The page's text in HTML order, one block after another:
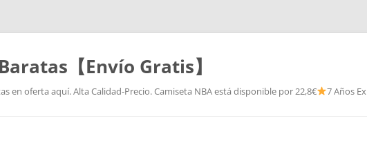
【Envío Gratis】
en oferta aquí. Alta Calidad-Precio. Camiseta NBA está disponible por 22,8€ 7 Años